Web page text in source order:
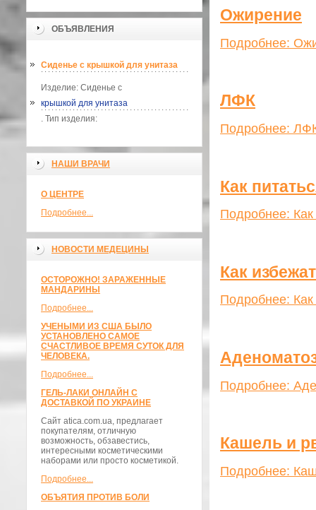
ОБЪЯВЛЕНИЯ
Сиденье с крышкой для унитаза
Изделие: Сиденье с
крышкой для унитаза
. Тип изделия:
НАШИ ВРАЧИ
О ЦЕНТРЕ
Подробнее...
НОВОСТИ МЕДЕЦИНЫ
ОСТОРОЖНО! ЗАРАЖЕННЫЕ
МАНДАРИНЫ
Подробнее...
УЧЕНЫМИ ИЗ США БЫЛО
УСТАНОВЛЕНО САМОЕ
СЧАСТЛИВОЕ ВРЕМЯ СУТОК ДЛЯ
ЧЕЛОВЕКА.
Подробнее...
ГЕЛЬ-ЛАКИ ОНЛАЙН С
ДОСТАВКОЙ ПО УКРАИНЕ
Сайт atica.com.ua, предлагает
покупателям, отличную
возможность, обзавестись,
интересными косметическими
наборами или просто косметикой.
Подробнее...
ОБЪЯТИЯ ПРОТИВ БОЛИ
Ожирение
Подробнее:
ЛФК
Подробнее:
Как
Подробнее: Как
Как
Подробнее:
Подробнее:
Кашель и
Подробнее: